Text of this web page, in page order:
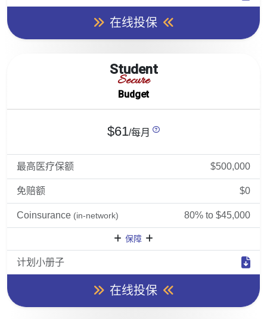
在线投保
Student
Secure
Budget
$61/每月
最高医疗保额 $500,000
免赔额 $0
Coinsurance (in-network) 80% to $45,000
保障
计划小册子
在线投保